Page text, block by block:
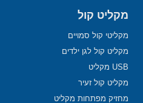
מקליט קול
מקליטי קול סמויים
מקליט קול לגן ילדים
USB מקליט
מקליט קול זעיר
מחזיק מפתחות מקליט